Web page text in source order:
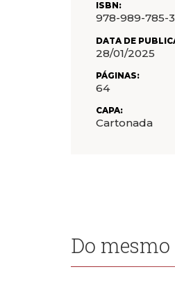
ISBN:
978-989-785-
DATA DE
28/01/2025
PÁGINAS:
64
CAPA:
Cartonada
Do